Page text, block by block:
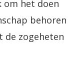
om het doen
behoren
de zogeheten